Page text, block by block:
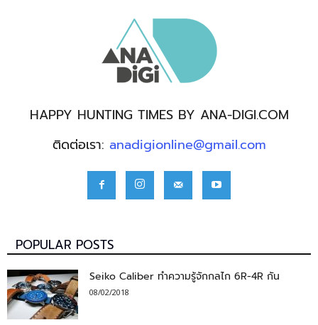
HAPPY HUNTING TIMES BY ANA-DIGI.COM
ติดต่อเรา: anadigionline@gmail.com
POPULAR POSTS
Seiko Caliber ทำความรู้จักกลไก 6R-4R กัน
08/02/2018